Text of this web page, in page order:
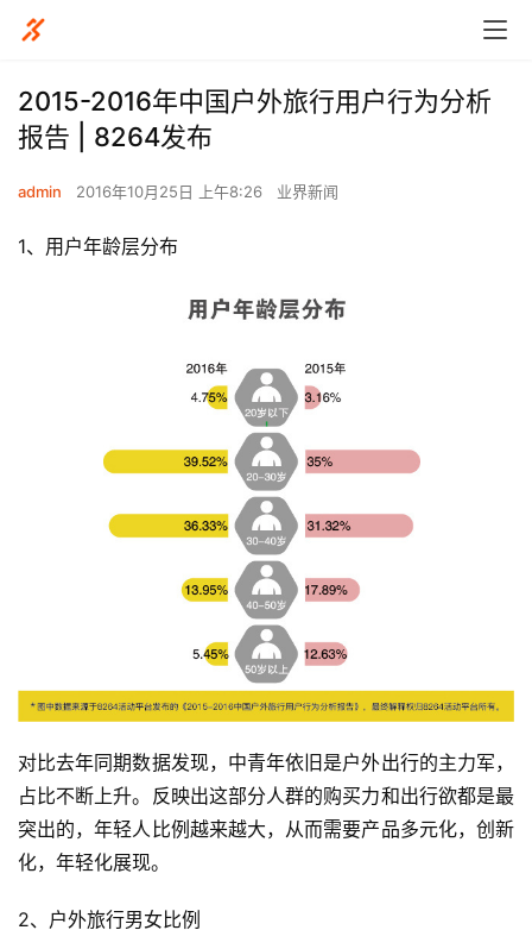
2015-2016年中国户外旅行用户行为分析
报告 | 8264发布
admin 2016年10月25日 上午8:26 业界新闻
1、用户年龄层分布
对比去年同期数据发现，中青年依旧是户外出行的主力军，
占比不断上升。反映出这部分人群的购买力和出行欲都是最
突出的，年轻人比例越来越大，从而需要产品多元化，创新
化，年轻化展现。
2、户外旅行男女比例